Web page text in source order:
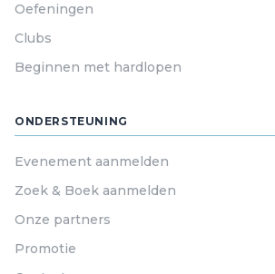
Oefeningen
Clubs
Beginnen met hardlopen
ONDERSTEUNING
Evenement aanmelden
Zoek & Boek aanmelden
Onze partners
Promotie